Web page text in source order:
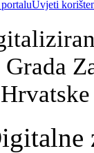
Uvjeti
Grada